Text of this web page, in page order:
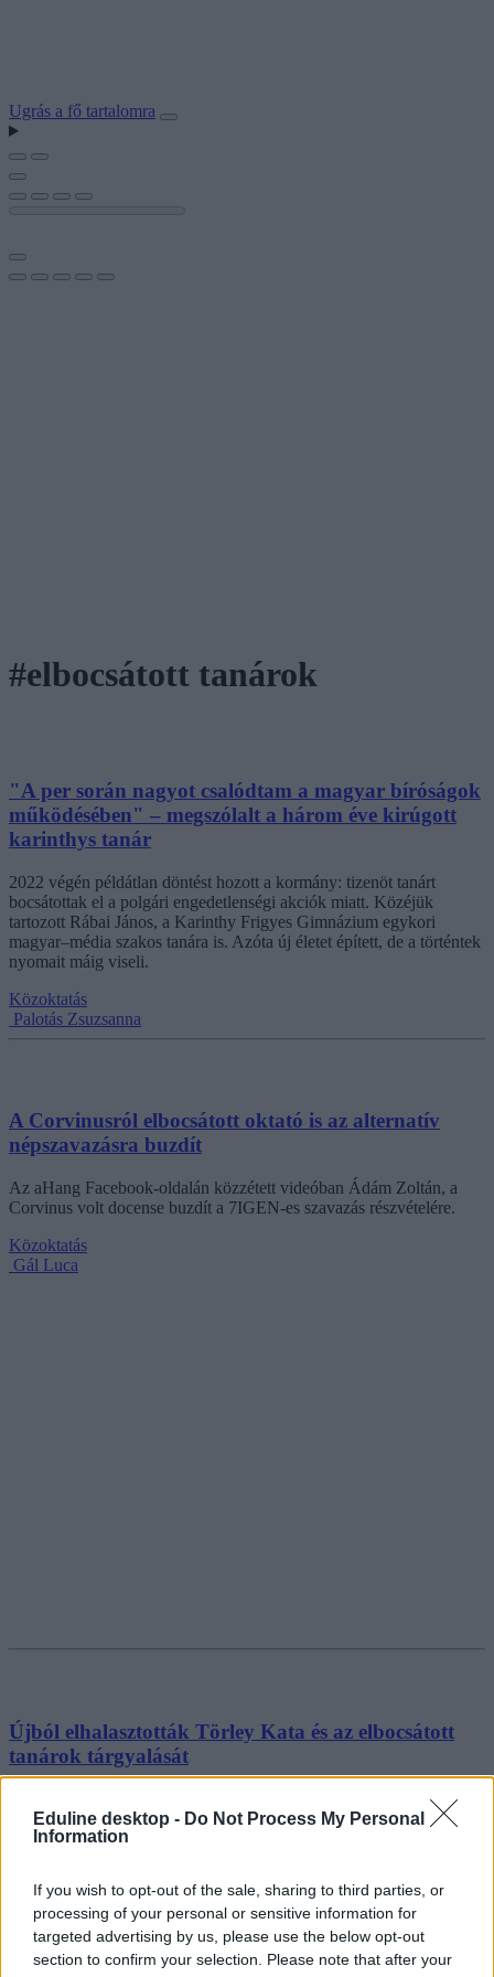
Eduline desktop - Do Not Process My Personal
Information
If you wish to opt-out of the sale, sharing to third parties, or
processing of your personal or sensitive information for
targeted advertising by us, please use the below opt-out
section to confirm your selection. Please note that after your
Ugrás a fő tartalomra
#elbocsátott tanárok
"A per során nagyot csalódtam a magyar bíróságok
működésében" – megszólalt a három éve kirúgott
karinthys tanár
2022 végén példátlan döntést hozott a kormány: tizenöt tanárt
bocsátottak el a polgári engedetlenségi akciók miatt. Közéjük
tartozott Rábai János, a Karinthy Frigyes Gimnázium egykori
magyar–média szakos tanára is. Azóta új életet épített, de a történtek
nyomait máig viseli.
Közoktatás
Palotás Zsuzsanna
A Corvinusról elbocsátott oktató is az alternatív
népszavazásra buzdít
Az aHang Facebook-oldalán közzétett videóban Ádám Zoltán, a
Corvinus volt docense buzdít a 7IGEN-es szavazás részvételére.
Közoktatás
Gál Luca
Újból elhalasztották Törley Kata és az elbocsátott
tanárok tárgyalását
Marosi Beatrix gyengélkedése miatt ismételten elhalasztották Törley
Katalin és a Kölcsey Gimnázium kirúgott tanárainak a tárgyalását.